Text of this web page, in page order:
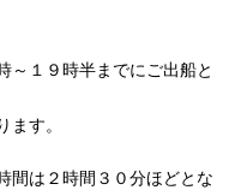
～１９時半までにご出船と
ます。
間は２時間３０分ほどとな